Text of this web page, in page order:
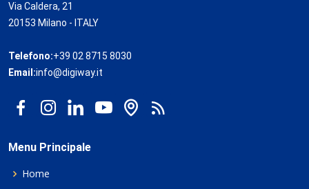
Via Caldera, 21
20153 Milano - ITALY
Telefono:+39 02 8715 8030
Email:info@digiway.it
Menu Principale
Home